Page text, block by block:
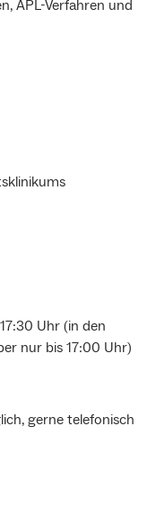
APL-Verfahren und
Uhr (in den
nur bis 17:00 Uhr)
gerne telefonisch